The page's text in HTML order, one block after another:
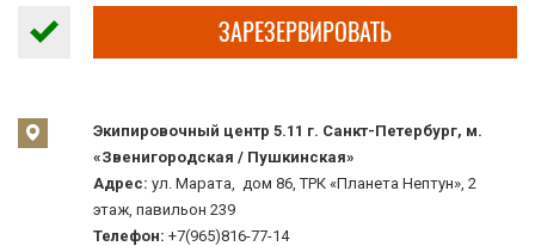
ЗАРЕЗЕРВИРОВАТЬ
Экипировочный центр 5.11 г. Санкт-Петербург, м.
«Звенигородская / Пушкинская»
Адрес: ул. Марата, дом 86, ТРК «Планета Нептун», 2
этаж, павильон 239
Телефон: +7(965)816-77-14